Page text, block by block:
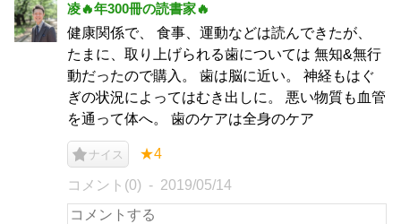
凌🔥年300冊の読書家🔥
健康関係で、 食事、運動などは読んできたが、
たまに、取り上げられる歯については 無知&無行
動だったので購入。 歯は脳に近い。 神経もはぐ
ぎの状況によってはむき出しに。 悪い物質も血管
を通って体へ。 歯のケアは全身のケア
ナイス ★4
コメント(0) 2019/05/14